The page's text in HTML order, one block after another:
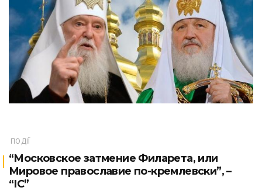
ПОДІЇ
“Московское затмение Филарета, или
Мировое православие по-кремлевски”, –
“ІС”